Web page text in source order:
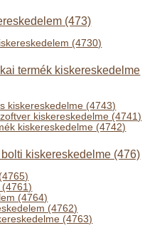
(473)
(4730)
termék kiskereskedelme
kiskereskedelme (4743)
kiskereskedelme (4741)
kiskereskedelme (4742)
kiskereskedelme (476)
(4761)
(4764)
(4762)
(4763)